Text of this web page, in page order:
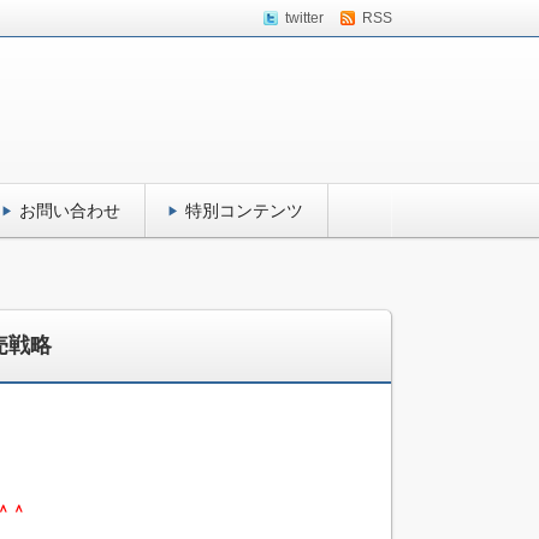
twitter RSS
お問い合わせ 特別コンテンツ
戦略
＾